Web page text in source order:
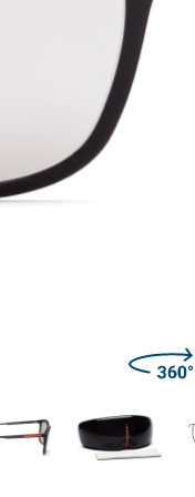
Largeur des verres
Largeur
des verres